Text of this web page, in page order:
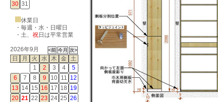
30 31
休業日
・毎週・水・日曜日
・ 土、 祝日は平常営業
2026年9月
日
月 火 水 木 金
土
1
2 3 4
5
6
7 8 9 10 11 12
13 14 15 16 17 18 19
20 21 22 23 24 25 26